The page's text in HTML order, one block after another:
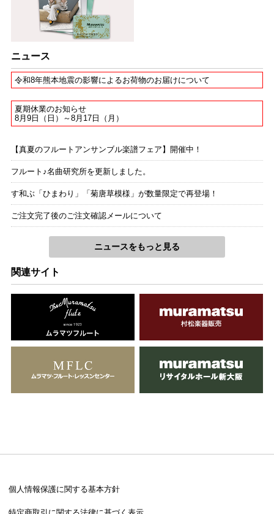
ニュース
令和8年熊本地震の影響によるお荷物のお届けについて
夏期休業のお知らせ
8月9日（日）～8月17日（月）
【真夏のフルートアンサンブル楽譜フェア】開催中！
フルート♪名曲研究所を更新しました。
す和ぶ「ひまわり」「菊唐草模様」が数量限定で再登場！
ご注文完了後のご注文確認メールについて
ニュースをもっと見る
関連サイト
個人情報保護に関する基本方針
特定商取引に関する法律に基づく表示